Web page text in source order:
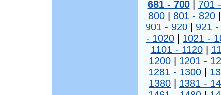
681 - 700| 701
800| 801 - 820
901 - 920
921 -
- 1020
1021 -
1101 - 1120|
1200
1201 -
1281 - 1300
1380
1381 -